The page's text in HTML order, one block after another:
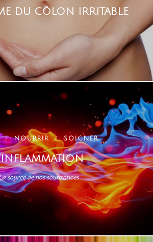
DU CÔLON IRRITABLE
NOURRIR SOIGNER
source de nos souffrances